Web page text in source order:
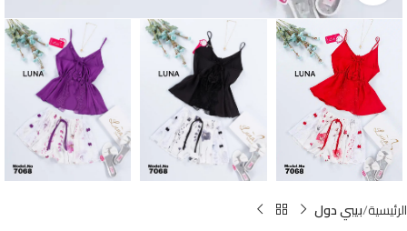
الرئيسية بيبي دول